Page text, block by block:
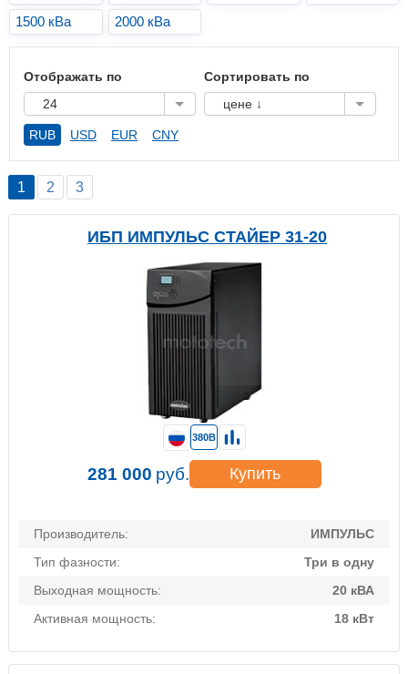
1500 кВа
2000 кВа
Отображать по
24
Сортировать по
цене ↓
RUB USD EUR CNY
1 2 3
ИБП ИМПУЛЬС СТАЙЕР 31-20
Производитель:
ИМПУЛЬС
Тип фазности:
Три в одну
Выходная мощность:
20 кВА
Активная мощность:
18 кВт
380В
281 000 руб. Купить